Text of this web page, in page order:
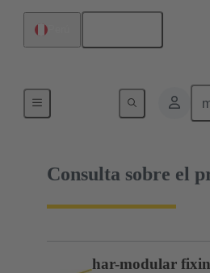
02 09 500 1025
Consulta sobre el
har-modular